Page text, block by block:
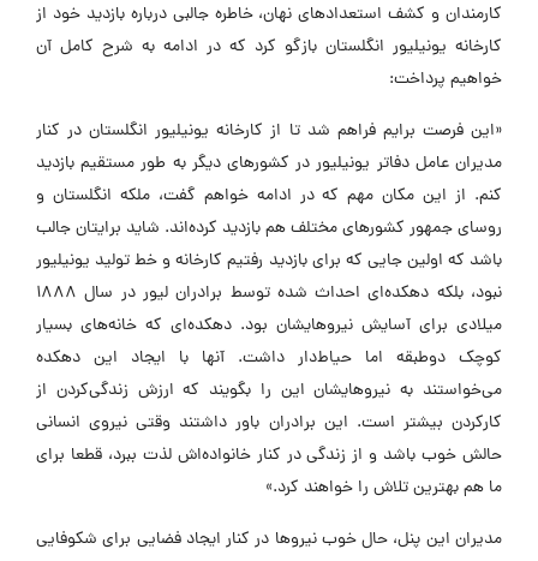
و کشف استعدادهای نهان، خاطره جالبی درباره بازدید خود از
یونیلیور انگلستان بازگو کرد که در ادامه به شرح کامل آن
پرداخت:
فرصت برایم فراهم شد تا از کارخانه یونیلیور انگلستان در کنار
عامل دفاتر یونیلیور در کشورهای دیگر به طور مستقیم بازدید
از این مکان مهم که در ادامه خواهم گفت، ملکه انگلستان و
جمهور کشورهای مختلف هم بازدید کرده‌اند. شاید برایتان جالب
که اولین جایی که برای بازدید رفتیم کارخانه و خط تولید یونیلیور
نبود، بلکه دهکده‌ای احداث شده توسط برادران لیور در سال ۱۸۸۸
برای آسایش نیروهایشان بود. دهکده‌ای که خانه‌های بسیار
دوطبقه اما حیاط‌دار داشت. آنها با ایجاد این دهکده
به نیروهایشان این را بگویند که ارزش زندگی‌کردن از
بیشتر است. این برادران باور داشتند وقتی نیروی انسانی
خوب باشد و از زندگی در کنار خانواده‌اش لذت ببرد، قطعا برای
هم بهترین تلاش را خواهند کرد.»
این پنل، حال خوب نیروها در کنار ایجاد فضایی برای شکوفایی